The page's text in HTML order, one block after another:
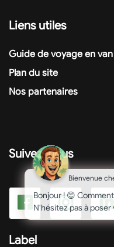
Liens utiles
Guide de voyage en van
Plan du site
Nos partenaires
Suivez-nous
Label
Bienvenue
Bonjour ! 😊
N'hésitez pas à poser